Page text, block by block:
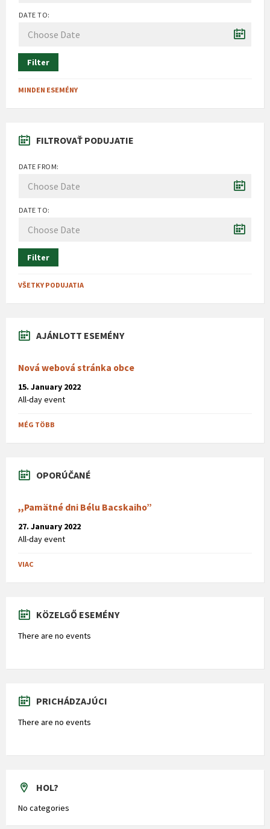
DATE TO:
Filter
MINDEN ESEMÉNY
FILTROVAŤ PODUJATIE
DATE FROM:
DATE TO:
Filter
VŠETKY PODUJATIA
AJÁNLOTT ESEMÉNY
Nová webová stránka obce
15. January 2022
All-day event
MÉG TÖBB
OPORÚČANÉ
,,Pamätné dni Bélu Bacskaiho”
27. January 2022
All-day event
VIAC
KÖZELGŐ ESEMÉNY
There are no events
PRICHÁDZAJÚCI
There are no events
HOL?
No categories